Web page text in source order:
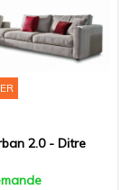
2.0 - Ditre